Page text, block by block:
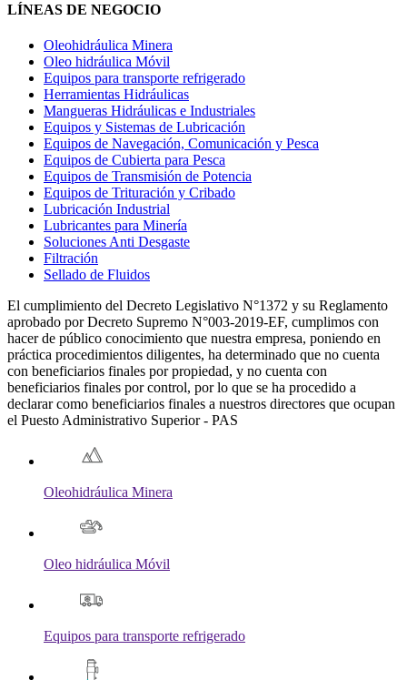
LÍNEAS DE NEGOCIO
Oleohidráulica Minera
Oleo hidráulica Móvil
Equipos para transporte refrigerado
Herramientas Hidráulicas
Mangueras Hidráulicas e Industriales
Equipos y Sistemas de Lubricación
Equipos de Navegación, Comunicación y Pesca
Equipos de Cubierta para Pesca
Equipos de Transmisión de Potencia
Equipos de Trituración y Cribado
Lubricación Industrial
Lubricantes para Minería
Soluciones Anti Desgaste
Filtración
Sellado de Fluidos
El cumplimiento del Decreto Legislativo N°1372 y su Reglamento
aprobado por Decreto Supremo N°003-2019-EF, cumplimos con
hacer de público conocimiento que nuestra empresa, poniendo en
práctica procedimientos diligentes, ha determinado que no cuenta
con beneficiarios finales por propiedad, y no cuenta con
beneficiarios finales por control, por lo que se ha procedido a
declarar como beneficiarios finales a nuestros directores que ocupan
el Puesto Administrativo Superior - PAS
Oleohidráulica Minera
Oleo hidráulica Móvil
Equipos para transporte refrigerado